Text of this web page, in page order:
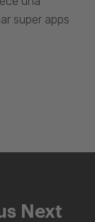
super apps
Next